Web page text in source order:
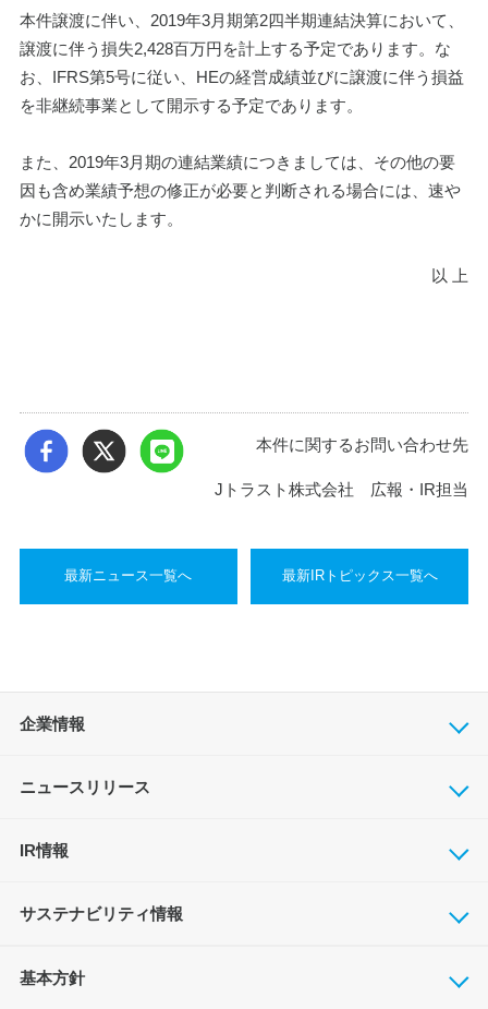
本件譲渡に伴い、2019年3月期第2四半期連結決算において、
譲渡に伴う損失2,428百万円を計上する予定であります。な
お、IFRS第5号に従い、HEの経営成績並びに譲渡に伴う損益
を非継続事業として開示する予定であります。
また、2019年3月期の連結業績につきましては、その他の要
因も含め業績予想の修正が必要と判断される場合には、速や
かに開示いたします。
以 上
本件に関するお問い合わせ先
Jトラスト株式会社 広報・IR担当
最新ニュース一覧へ 最新IRトピックス一覧へ
企業情報
ニュースリリース
IR情報
サステナビリティ情報
基本方針